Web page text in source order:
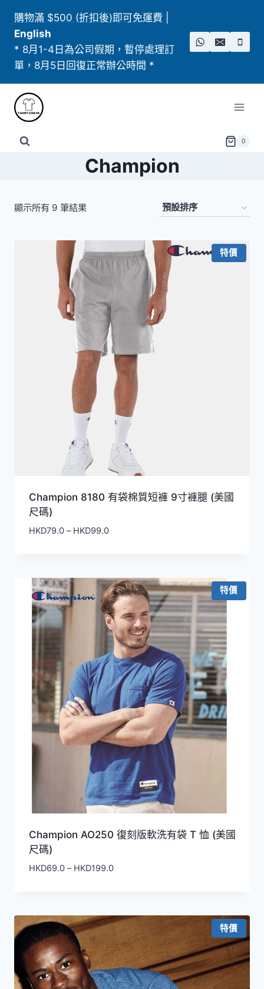
content
購物滿 $500 (折扣後)即可免運費
English
* 8月1-4日為公司假期，暫停處理訂
單，8月5日回復正常辦公時間 *
0
Champion
顯示所有 9 筆結果
特價
Champion 8180 有袋棉質短褲 9寸褲腿 (美國
尺碼)
HKD79.0 – HKD99.0價
HKD79.0
到
HKD99.0
特價
Champion AO250 復刻版軟洗有袋 T 恤 (美國
尺碼)
HKD69.0 – HKD199.0價
HKD69.0
HKD199.0
特價